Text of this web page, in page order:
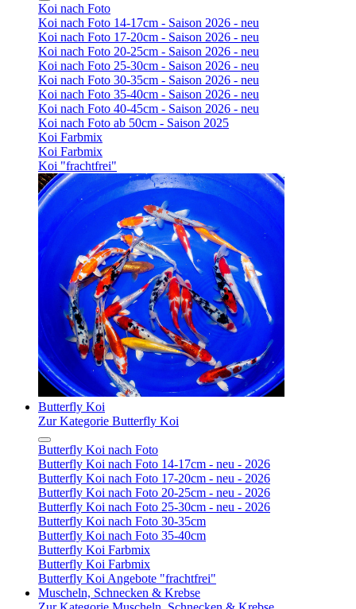
Koi nach Foto
Koi nach Foto 14-17cm - Saison 2026 - neu
Koi nach Foto 17-20cm - Saison 2026 - neu
Koi nach Foto 20-25cm - Saison 2026 - neu
Koi nach Foto 25-30cm - Saison 2026 - neu
Koi nach Foto 30-35cm - Saison 2026 - neu
Koi nach Foto 35-40cm - Saison 2026 - neu
Koi nach Foto 40-45cm - Saison 2026 - neu
Koi nach Foto ab 50cm - Saison 2025
Koi Farbmix
Koi Farbmix
Koi "frachtfrei"
Butterfly Koi
Zur Kategorie Butterfly Koi
Butterfly Koi nach Foto
Butterfly Koi nach Foto 14-17cm - neu - 2026
Butterfly Koi nach Foto 17-20cm - neu - 2026
Butterfly Koi nach Foto 20-25cm - neu - 2026
Butterfly Koi nach Foto 25-30cm - neu - 2026
Butterfly Koi nach Foto 30-35cm
Butterfly Koi nach Foto 35-40cm
Butterfly Koi Farbmix
Butterfly Koi Farbmix
Butterfly Koi Angebote "frachtfrei"
Muscheln, Schnecken & Krebse